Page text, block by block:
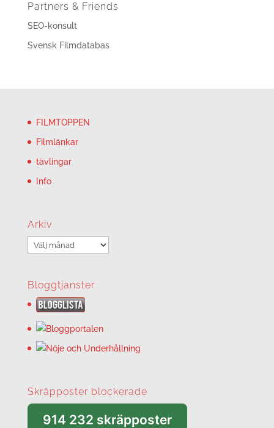
Partners & Friends
SEO-konsult
Svensk Filmdatabas
FILMTOPPEN
Filmlänkar
tävlingar
Info
Arkiv
Arkiv
Bloggtjänster
Skräpposter blockerade
914 232 skräpposter